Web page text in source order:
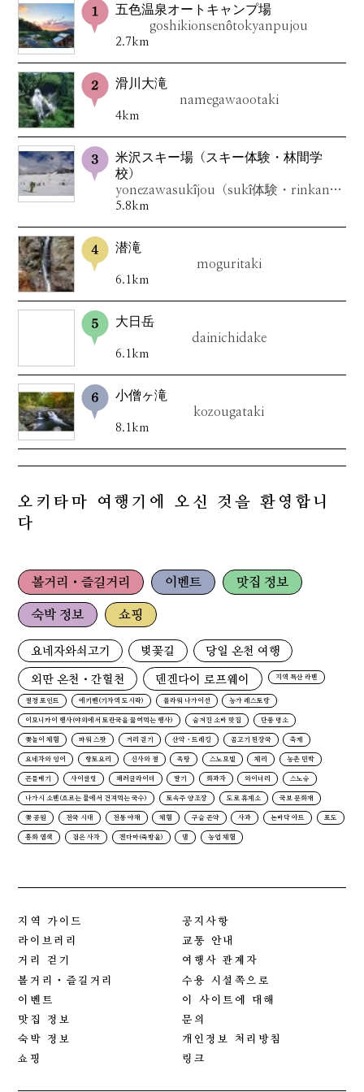
五色温泉オートキャンプ場
goshikionsenôtokyanpujou
2.7km
滑川大滝
namegawaootaki
4km
米沢スキー場（スキー体験・林間学
校）
yonezawasukîjou（sukî体験・rinkangakkou）
5.8km
潜滝
moguritaki
6.1km
大日岳
dainichidake
6.1km
小僧ヶ滝
kozougataki
8.1km
오키타마 여행기에 오신 것을 환영합니
다
볼거리・즐길거리 이벤트 맛집 정보
숙박 정보 쇼핑
요네자와쇠고기 벚꽃길 당일 온천 여행
외딴 온천・간헐천 덴겐다이 로프웨이 지역 특산 라멘
절경 포인트 에키벤(기차역 도시락) 플라워 나가이선 농가 레스토랑
이모니카이 행사(야외에서 토란국을 끓여먹는 행사) 숨겨진 소바 맛집 단풍 명소
꽃놀이 체험 파워 스팟 거리 걷기 산악・트레킹 곰고기 된장국 축제
요네자와 잉어 향토요리 신사와 절 족탕 스노모빌 체리 농촌 민박
곤들매기 사이클링 패러글라이더 딸기 화과자 와이너리 스노슈
나가시 소멘(흐르는 물에서 건져먹는 국수) 토속주 양조장 도로 휴게소 국보 문화재
꽃 공원 전국 시대 전통 야채 체험 구슬 곤약 사과 논바닥 아트 포도
홍화 염색 검은 사자 겐다마(죽방울) 댐 농업 체험
지역 가이드
라이브러리
거리 걷기
볼거리・즐길거리
이벤트
맛집 정보
숙박 정보
쇼핑
공지사항
교통 안내
여행사 관계자
수용 시설쪽으로
이 사이트에 대해
문의
개인정보 처리방침
링크